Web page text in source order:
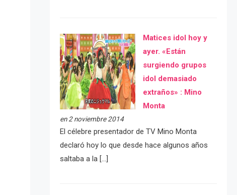
Matices idol hoy y
ayer. «Están
surgiendo grupos
idol demasiado
extraños» : Mino
Monta
en 2 noviembre 2014
El célebre presentador de TV Mino Monta
declaró hoy lo que desde hace algunos años
saltaba a la […]